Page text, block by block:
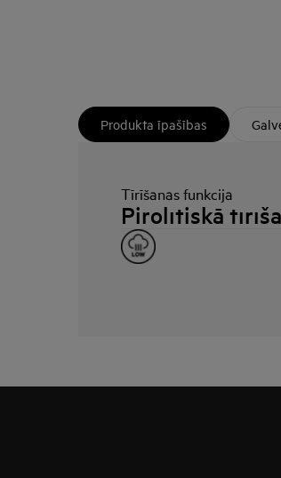
Produkta īpašības
Tīrīšanas funkcija
Pirolītiskā